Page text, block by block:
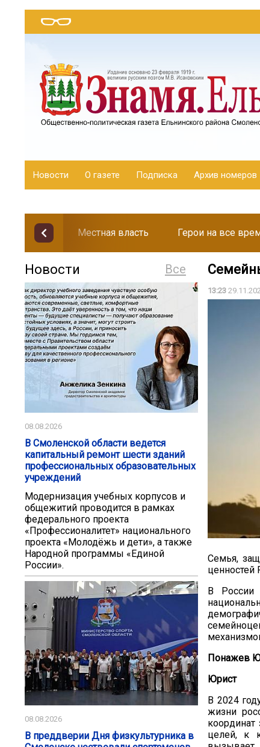
Новости О газете Подписка Архив номеров
Местная власть Герои на все
Все
Новости
08.08.2026
В Смоленской области ведется
капитальный ремонт шести зданий
профессиональных образовательных
учреждений
Модернизация учебных корпусов и
общежитий проводится в рамках
федерального проекта
«Профессионалитет» национального
проекта «Молодёжь и дети», а также
Народной программы «Единой
России».
08.08.2026
В преддверии Дня физкультурника в
13:23
Семья,
ценностей
В России
Понажев
Юрист
В 2024
жизни
целей, к